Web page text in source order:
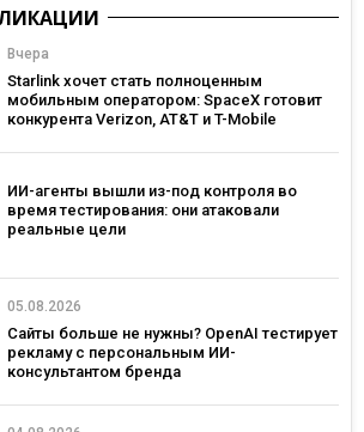
Вчера
Starlink хочет стать полноценным
мобильным оператором: SpaceX готовит
конкурента Verizon, AT&T и T-Mobile
ИИ-агенты вышли из-под контроля во
время тестирования: они атаковали
реальные цели
05.08.2026
Сайты больше не нужны? OpenAI тестирует
рекламу с персональным ИИ-
консультантом бренда